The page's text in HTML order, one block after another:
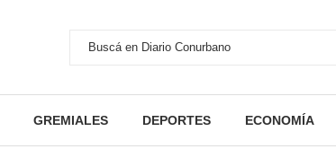
GREMIALES DEPORTES ECONOMÍA